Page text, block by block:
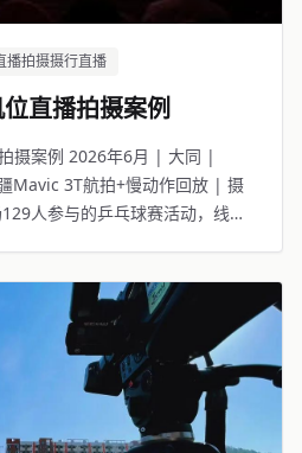
播拍摄摄行直播
直播拍摄案例
摄案例 2026年6月 | 大同 |
Mavic 3T航拍+慢动作回放 | 摄
人参与的乒乓球赛活动，线上